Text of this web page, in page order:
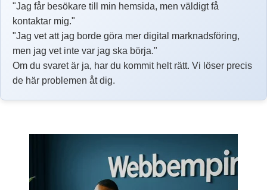
"Jag får besökare till min hemsida, men väldigt få
kontaktar mig."
"Jag vet att jag borde göra mer digital marknadsföring,
men jag vet inte var jag ska börja."
Om du svaret är ja, har du kommit helt rätt. Vi löser precis
de här problemen åt dig.